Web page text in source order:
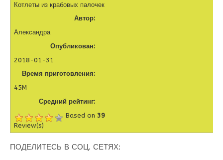
Котлеты из крабовых палочек
Автор:
Александра
Опубликован:
2018-01-31
Время приготовления:
45M
Средний рейтинг:
Based on 39
Review(s)
ПОДЕЛИТЕСЬ В СОЦ. СЕТЯХ: